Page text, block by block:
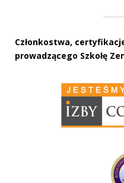
Członkostwa,
prowadzącego Szkołę